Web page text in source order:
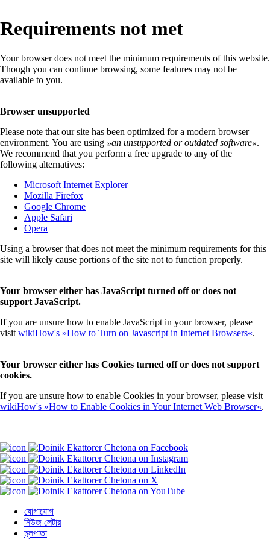
Requirements not met
Your browser does not meet the minimum requirements of this website.
Though you can continue browsing, some features may not be
available to you.
Browser unsupported
Please note that our site has been optimized for a modern browser
environment. You are using »an unsupported or outdated software«.
We recommend that you perform a free upgrade to any of the
following alternatives:
Microsoft Internet Explorer
Mozilla Firefox
Google Chrome
Apple Safari
Opera
Using a browser that does not meet the minimum requirements for this
site will likely cause portions of the site not to function properly.
Your browser either has JavaScript turned off or does not
support JavaScript.
If you are unsure how to enable JavaScript in your browser, please
visit wikiHow's »How to Turn on Javascript in Internet Browsers«.
Your browser either has Cookies turned off or does not support
cookies.
If you are unsure how to enable Cookies in your browser, please visit
wikiHow's »How to Enable Cookies in Your Internet Web Browser«.
যোগাযোগ
নিউজ লেটার
মূলপাতা